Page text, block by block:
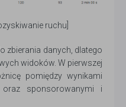
ruchu]
zbierania danych, dlatego
widoków. W pierwszej
pomiędzy wynikami
oraz sponsorowanymi i